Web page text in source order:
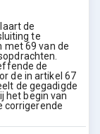
de
te
met 69 van de
de
de in artikel 67
de gegadigde
het begin van
corrigerende